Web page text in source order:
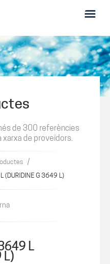
de 300 referències
xarxa de proveïdors.
/
(DURIDINE G 3649 L)
L
L)